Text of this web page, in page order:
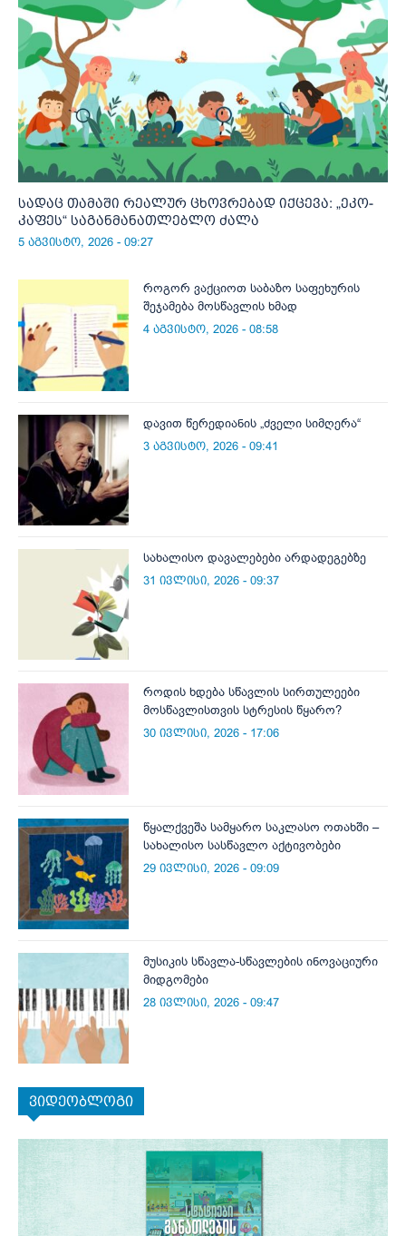
სადაც თამაში რეალურ ცხოვრებად იქცევა: „ეკო-
კაფეს“ საგანმანათლებლო ძალა
5 აგვისტო, 2026 - 09:27
როგორ ვაქციოთ საბაზო საფეხურის
შეჯამება მოსწავლის ხმად
4 აგვისტო, 2026 - 08:58
დავით წერედიანის „ძველი სიმღერა“
3 აგვისტო, 2026 - 09:41
სახალისო დავალებები არდადეგებზე
31 ივლისი, 2026 - 09:37
როდის ხდება სწავლის სირთულეები
მოსწავლისთვის სტრესის წყარო?
30 ივლისი, 2026 - 17:06
წყალქვეშა სამყარო საკლასო ოთახში –
სახალისო სასწავლო აქტივობები
29 ივლისი, 2026 - 09:09
მუსიკის სწავლა-სწავლების ინოვაციური
მიდგომები
28 ივლისი, 2026 - 09:47
ვიდეობლოგი